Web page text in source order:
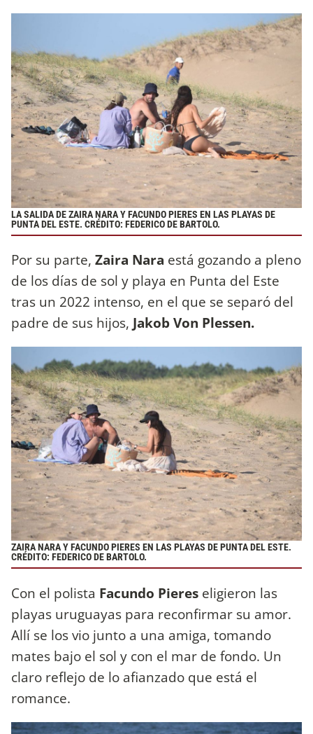
LA SALIDA DE ZAIRA NARA Y FACUNDO PIERES EN LAS PLAYAS DE
PUNTA DEL ESTE. CRÉDITO: FEDERICO DE BARTOLO.
Por su parte, Zaira Nara está gozando a pleno
de los días de sol y playa en Punta del Este
tras un 2022 intenso, en el que se separó del
padre de sus hijos, Jakob Von Plessen.
ZAIRA NARA Y FACUNDO PIERES EN LAS PLAYAS DE PUNTA DEL ESTE.
CRÉDITO: FEDERICO DE BARTOLO.
Con el polista Facundo Pieres eligieron las
playas uruguayas para reconfirmar su amor.
Allí se los vio junto a una amiga, tomando
mates bajo el sol y con el mar de fondo. Un
claro reflejo de lo afianzado que está el
romance.